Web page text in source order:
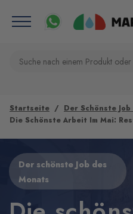
Startseite
Der Schönste
Die Schönste Arbeit Im Mai:
Der schönste Job des
Monats